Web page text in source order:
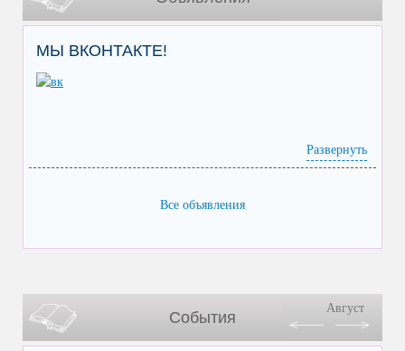
МЫ ВКОНТАКТЕ!
Развернуть
Все объявления
События
Август